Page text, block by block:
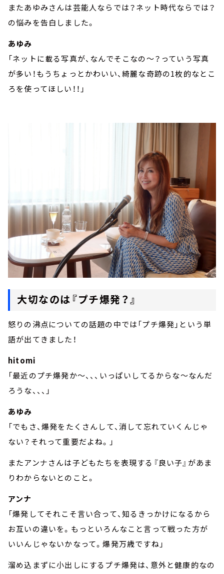
またあゆみさんは芸能人ならでは？ネット時代ならでは？
の悩みを告白しました。
あゆみ
「ネットに載る写真が、なんでそこなの～？っていう写真
が多い！もうちょっとかわいい、綺麗な奇跡の1枚的なとこ
ろを使ってほしい！！」
大切なのは『プチ爆発？』
怒りの沸点についての話題の中では「プチ爆発」という単
語が出てきました！
hitomi
「最近のプチ爆発か～、、、いっぱいしてるからな～なんだ
ろうな、、、」
あゆみ
「でもさ、爆発をたくさんして、消して忘れていくんじゃ
ない？それって重要だよね。」
またアンナさんは子どもたちを表現する『良い子』があま
りわからないとのこと。
アンナ
「爆発してそれこそ言い合って、知るきっかけになるから
お互いの違いを。もっといろんなこと言って戦った方が
いいんじゃないかなって。爆発万歳ですね」
溜め込まずに小出しにするプチ爆発は、意外と健康的なの